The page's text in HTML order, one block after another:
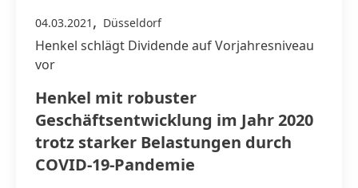
04.03.2021 , Düsseldorf
Henkel schlägt Dividende auf Vorjahresniveau
vor
Henkel mit robuster
Geschäftsentwicklung im Jahr 2020
trotz starker Belastungen durch
COVID-19-Pandemie